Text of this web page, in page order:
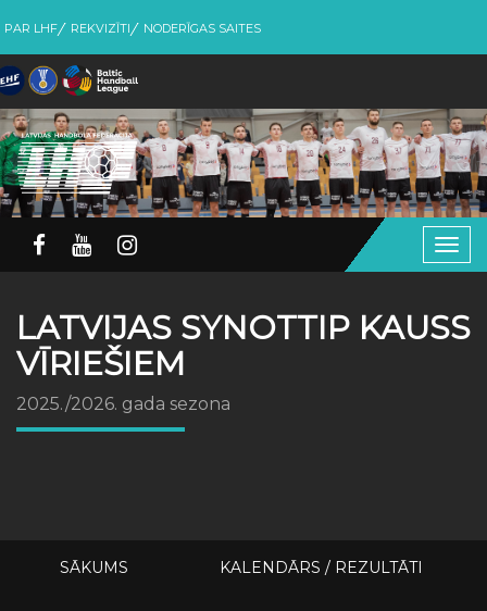
PAR LHF REKVIZĪTI NODERĪGAS SAITES
LATVIJAS SYNOTTIP KAUSS
VĪRIEŠIEM
2025./2026. gada sezona
SĀKUMS KALENDĀRS / REZULTĀTI